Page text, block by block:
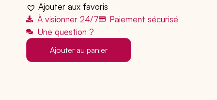
Ajouter aux favoris
À visionner 24/7
Paiement sécurisé
Une question ?
Ajouter au panier